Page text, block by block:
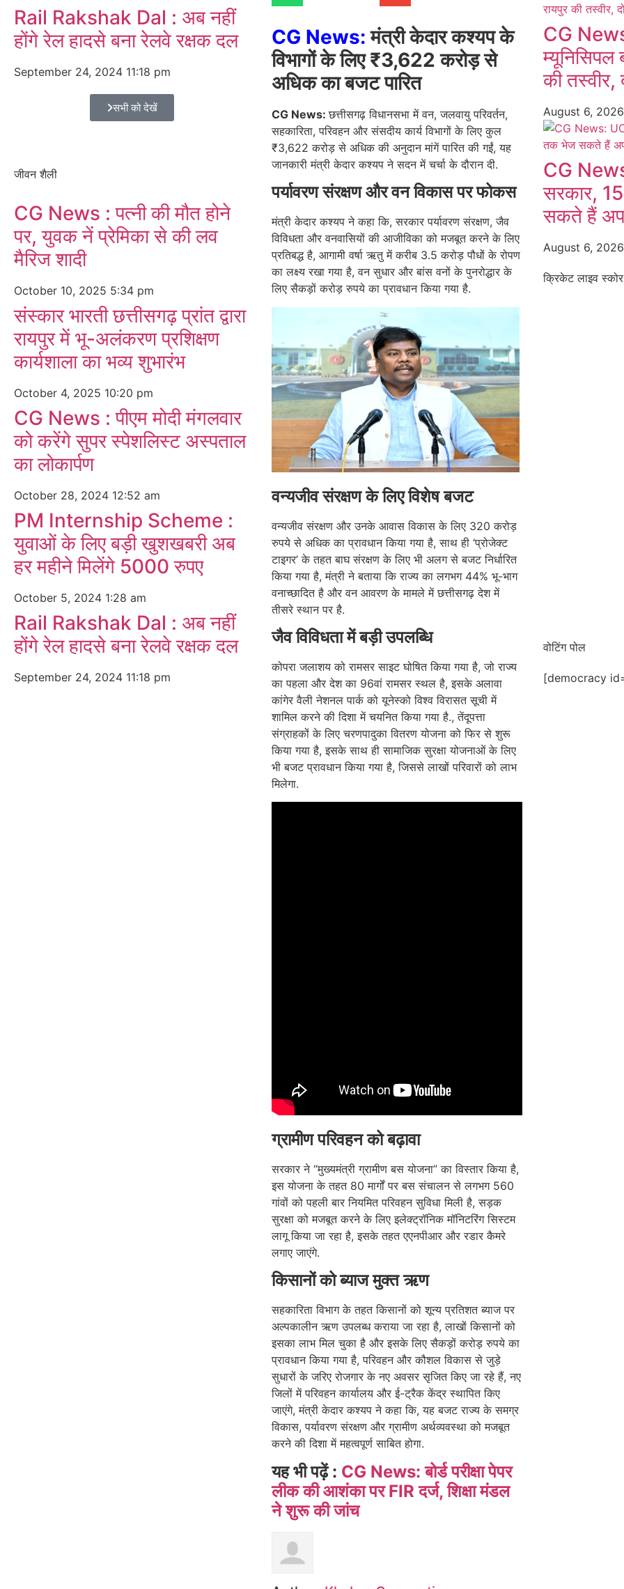
Rail Rakshak Dal : अब नहीं
होंगे रेल हादसे बना रेलवे रक्षक दल
September 24, 2024 11:18 pm
सभी को देखें
जीवन शैली
CG News : पत्नी की मौत होने
पर, युवक नें प्रेमिका से की लव
मैरिज शादी
October 10, 2025 5:34 pm
संस्कार भारती छत्तीसगढ़ प्रांत द्वारा
रायपुर में भू-अलंकरण प्रशिक्षण
कार्यशाला का भव्य शुभारंभ
October 4, 2025 10:20 pm
CG News : पीएम मोदी मंगलवार
को करेंगे सुपर स्पेशलिस्ट अस्पताल
का लोकार्पण
October 28, 2024 12:52 am
PM Internship Scheme :
युवाओं के लिए बड़ी खुशखबरी अब
हर महीने मिलेंगे 5000 रुपए
October 5, 2024 1:28 am
Rail Rakshak Dal : अब नहीं
होंगे रेल हादसे बना रेलवे रक्षक दल
September 24, 2024 11:18 pm
CG News: मंत्री केदार कश्यप के
विभागों के लिए ₹3,622 करोड़ से
अधिक का बजट पारित
CG News:छत्तीसगढ़ विधानसभा में वन, जलवायु परिवर्तन,
सहकारिता, परिवहन और संसदीय कार्य विभागों के लिए कुल
₹3,622 करोड़ से अधिक की अनुदान मांगें पारित की गईं, यह
जानकारी मंत्री केदार कश्यप ने सदन में चर्चा के दौरान दी.
पर्यावरण संरक्षण और वन विकास पर फोकस
मंत्री केदार कश्यप ने कहा कि, सरकार पर्यावरण संरक्षण, जैव
विविधता और वनवासियों की आजीविका को मजबूत करने के लिए
प्रतिबद्ध है, आगामी वर्षा ऋतु में करीब 3.5 करोड़ पौधों के रोपण
का लक्ष्य रखा गया है, वन सुधार और बांस वनों के पुनरोद्धार के
लिए सैकड़ों करोड़ रुपये का प्रावधान किया गया है.
वन्यजीव संरक्षण के लिए विशेष बजट
वन्यजीव संरक्षण और उनके आवास विकास के लिए 320 करोड़
रुपये से अधिक का प्रावधान किया गया है, साथ ही ‘प्रोजेक्ट
टाइगर’ के तहत बाघ संरक्षण के लिए भी अलग से बजट निर्धारित
किया गया है, मंत्री ने बताया कि राज्य का लगभग 44% भू-भाग
वनाच्छादित है और वन आवरण के मामले में छत्तीसगढ़ देश में
तीसरे स्थान पर है.
जैव विविधता में बड़ी उपलब्धि
कोपरा जलाशय को रामसर साइट घोषित किया गया है, जो राज्य
का पहला और देश का 96वां रामसर स्थल है, इसके अलावा
कांगेर वैली नेशनल पार्क को यूनेस्को विश्व विरासत सूची में
शामिल करने की दिशा में चयनित किया गया है., तेंदूपत्ता
संग्राहकों के लिए चरणपादुका वितरण योजना को फिर से शुरू
किया गया है, इसके साथ ही सामाजिक सुरक्षा योजनाओं के लिए
भी बजट प्रावधान किया गया है, जिससे लाखों परिवारों को लाभ
मिलेगा.
ग्रामीण परिवहन को बढ़ावा
सरकार ने “मुख्यमंत्री ग्रामीण बस योजना” का विस्तार किया है,
इस योजना के तहत 80 मार्गों पर बस संचालन से लगभग 560
गांवों को पहली बार नियमित परिवहन सुविधा मिली है, सड़क
सुरक्षा को मजबूत करने के लिए इलेक्ट्रॉनिक मॉनिटरिंग सिस्टम
लागू किया जा रहा है, इसके तहत एएनपीआर और रडार कैमरे
लगाए जाएंगे.
किसानों को ब्याज मुक्त ऋण
सहकारिता विभाग के तहत किसानों को शून्य प्रतिशत ब्याज पर
अल्पकालीन ऋण उपलब्ध कराया जा रहा है, लाखों किसानों को
इसका लाभ मिल चुका है और इसके लिए सैकड़ों करोड़ रुपये का
प्रावधान किया गया है, परिवहन और कौशल विकास से जुड़े
सुधारों के जरिए रोजगार के नए अवसर सृजित किए जा रहे हैं, नए
जिलों में परिवहन कार्यालय और ई-ट्रैक केंद्र स्थापित किए
जाएंगे, मंत्री केदार कश्यप ने कहा कि, यह बजट राज्य के समग्र
विकास, पर्यावरण संरक्षण और ग्रामीण अर्थव्यवस्था को मजबूत
करने की दिशा में महत्वपूर्ण साबित होगा.
यह भी पढ़ें : CG News: बोर्ड परीक्षा पेपर
लीक की आशंका पर FIR दर्ज, शिक्षा मंडल
ने शुरू की जांच
CG
म्यूनिसिपल
की तस्वीर,
August 6,
CG
सरकार,
सकते हैं
August 6,
क्रिकेट लाइव स्कोर
वोटिंग पोल
[democracy